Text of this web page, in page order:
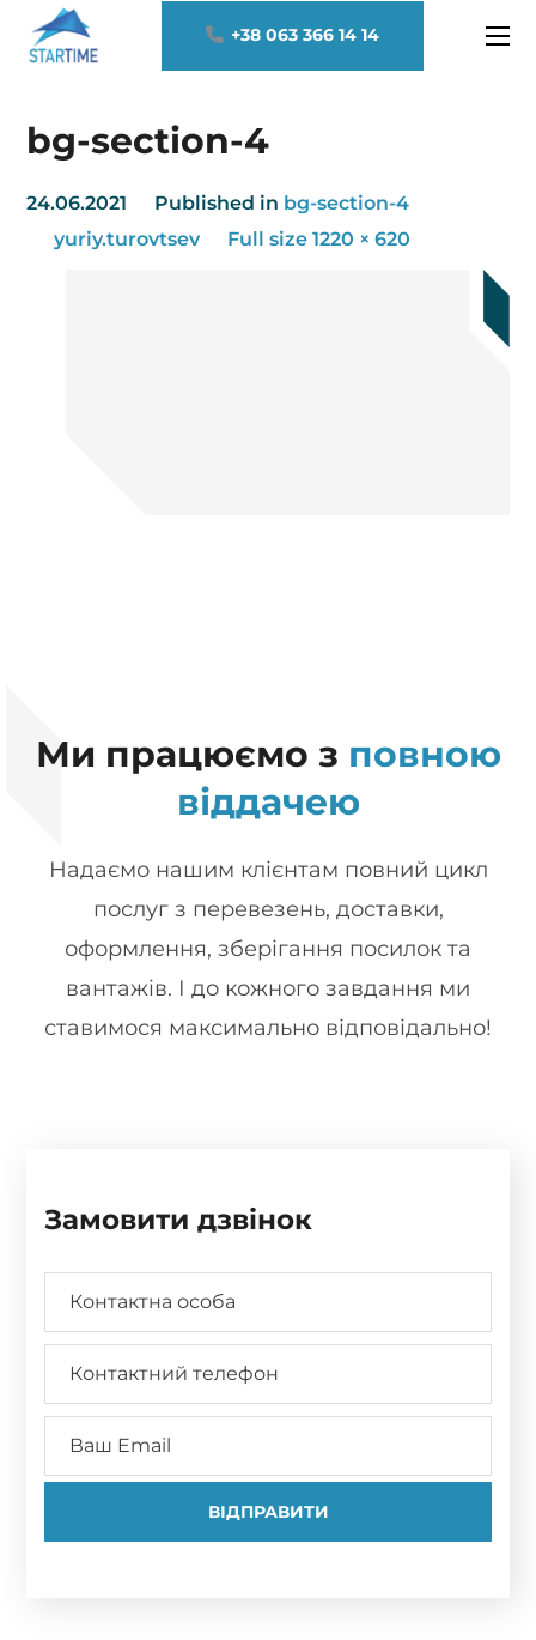
+38 063 366 14 14
bg-section-4
24.06.2021 Published in bg-section-4
yuriy.turovtsev
Full size 1220 × 620
Ми працюємо з повною
віддачею
Надаємо нашим клієнтам повний цикл
послуг з перевезень, доставки,
оформлення, зберігання посилок та
вантажів. І до кожного завдання ми
ставимося максимально відповідально!
Замовити дзвінок